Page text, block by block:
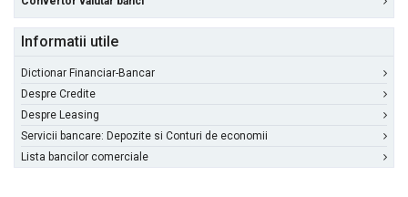
Informatii utile
Dictionar Financiar-Bancar
Despre Credite
Despre Leasing
Servicii bancare: Depozite si Conturi de economii
Lista bancilor comerciale